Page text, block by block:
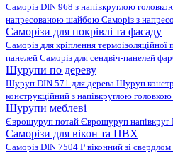
Саморіз DIN 968 з напівкруглою
напресованою шайбою Саморіз з
Саморізи для покрівлі та фасаду
Саморіз для кріплення термоізоляційної
панелей Саморіз для сендвіч-панелей
Шурупи по дереву
Шуруп DIN 571 для дерева Шуруп
конструкційний з напівкруглою
Шурупи меблеві
Єврошуруп потай Єврошуруп напівкруг
Саморізи для вікон та ПВХ
Саморіз DIN 7504 P віконний зі свердлом